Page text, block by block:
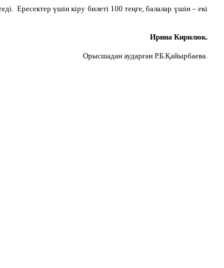
Ересектер үшін кіру билеті 100 теңге, балалар үшін – екі
Ирина Кирилюк.
Орысшадан аударған Р.Б.Қайырбаева.